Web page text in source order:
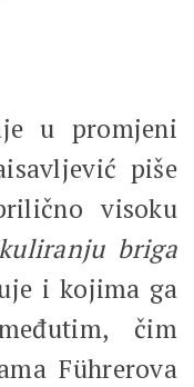
u promjeni
piše
visoku
briga
i kojima ga
čim
Führerova